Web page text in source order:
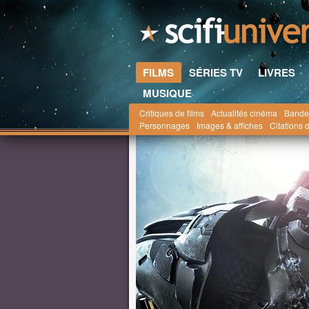
FILMS SÉRIES TV LIVRES
MUSIQUE
Critiques de films Actualités cinéma
Personnages
Images & affiches Citations
Scifi-Universe.com Films Actualités